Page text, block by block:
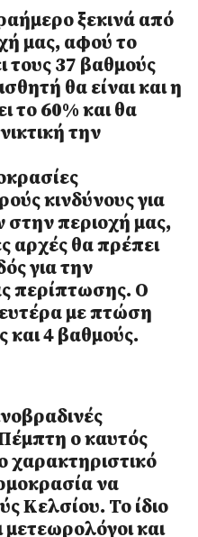
ξεκινά από
μας, αφού το
τους 37 βαθμούς
θα είναι και η
το 60% και θα
την
κινδύνους για
περιοχή μας,
αρχές θα πρέπει
για την
περίπτωσης. Ο
με πτώση
και 4 βαθμούς.
ο καυτός
χαρακτηριστικό
να
Κελσίου. Το ίδιο
και